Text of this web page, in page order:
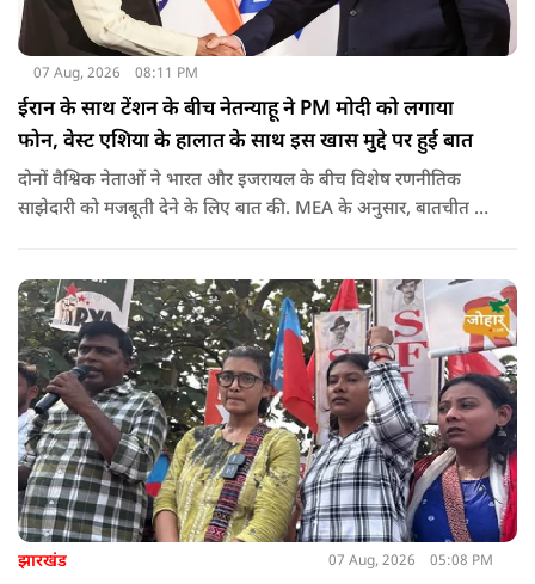
07 Aug, 2026 08:11 PM
ईरान के साथ टेंशन के बीच नेतन्याहू ने PM मोदी को लगाया
फोन, वेस्ट एशिया के हालात के साथ इस खास मुद्दे पर हुई बात
दोनों वैश्विक नेताओं ने भारत और इजरायल के बीच विशेष रणनीतिक
साझेदारी को मजबूती देने के ल‍िए बात की. MEA के अनुसार, बातचीत की
झारखंड 07 Aug, 2026 05:08 PM